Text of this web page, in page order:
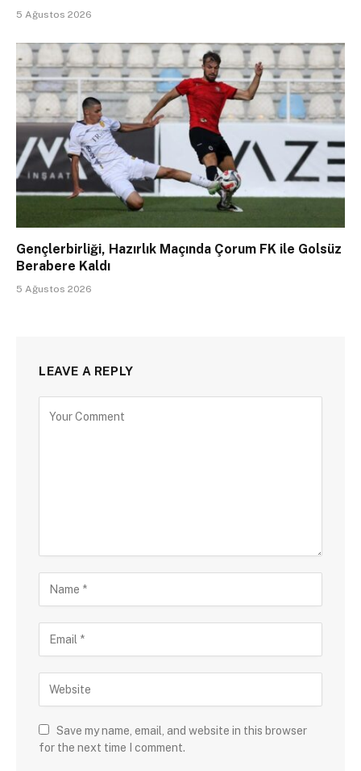
5 Ağustos 2026
Gençlerbirliği, Hazırlık Maçında Çorum FK ile Golsüz
Berabere Kaldı
5 Ağustos 2026
LEAVE A REPLY
Save my name, email, and website in this browser
for the next time I comment.